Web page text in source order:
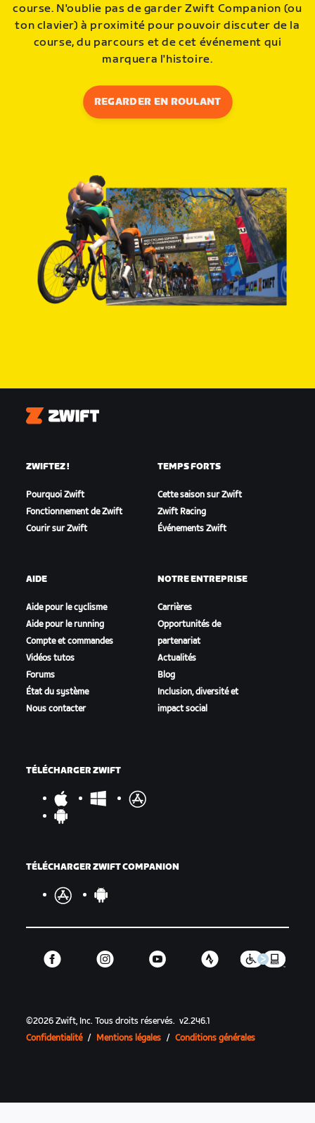
course. N'oublie pas de garder Zwift Companion (ou
ton clavier) à proximité pour pouvoir discuter de la
course, du parcours et de cet événement qui
marquera l'histoire.
REGARDER EN ROULANT
Zwift
ZWIFTEZ !
Pourquoi Zwift
Fonctionnement de Zwift
Courir sur Zwift
TEMPS FORTS
Cette saison sur Zwift
Zwift Racing
Événements Zwift
AIDE
Aide pour le cyclisme
Aide pour le running
Compte et commandes
Vidéos tutos
Forums
État du système
Nous contacter
NOTRE ENTREPRISE
Carrières
Opportunités de
partenariat
Actualités
Blog
Inclusion, diversité et
impact social
TÉLÉCHARGER ZWIFT
TÉLÉCHARGER ZWIFT COMPANION
©2026 Zwift, Inc.Tous droits réservés. v2.246.1
Confidentialité / Mentions légales / Conditions générales